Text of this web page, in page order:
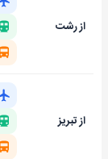
از رشت
از تبریز